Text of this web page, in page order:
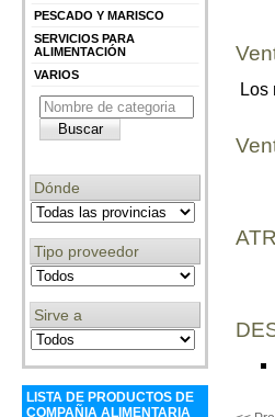
PESCADO Y MARISCO
SERVICIOS PARA
ALIMENTACIÓN
VARIOS
Dónde
Tipo proveedor
Sirve a
LISTA DE PRODUCTOS DE
COMPAÑIA ALIMENTARIA
Los